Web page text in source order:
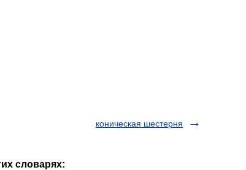
коническая шестерня
словарях: